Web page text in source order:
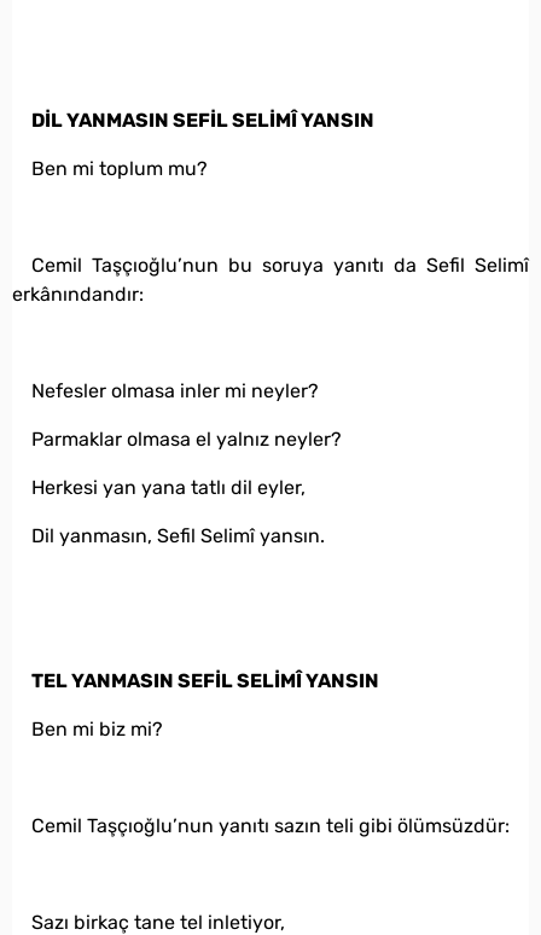
DİL YANMASIN SEFİL SELİMÎ YANSIN
Ben mi toplum mu?
Cemil Taşçıoğlu’nun bu soruya yanıtı da Sefil Selimî
erkânındandır:
Nefesler olmasa inler mi neyler?
Parmaklar olmasa el yalnız neyler?
Herkesi yan yana tatlı dil eyler,
Dil yanmasın, Sefil Selimî yansın.
TEL YANMASIN SEFİL SELİMÎ YANSIN
Ben mi biz mi?
Cemil Taşçıoğlu’nun yanıtı sazın teli gibi ölümsüzdür:
Sazı birkaç tane tel inletiyor,